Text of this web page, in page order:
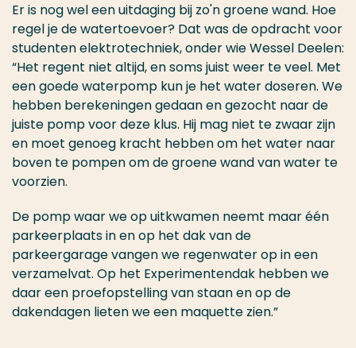
Er is nog wel een uitdaging bij zo'n groene wand. Hoe
regel je de watertoevoer? Dat was de opdracht voor
studenten elektrotechniek, onder wie Wessel Deelen:
“Het regent niet altijd, en soms juist weer te veel. Met
een goede waterpomp kun je het water doseren. We
hebben berekeningen gedaan en gezocht naar de
juiste pomp voor deze klus. Hij mag niet te zwaar zijn
en moet genoeg kracht hebben om het water naar
boven te pompen om de groene wand van water te
voorzien.
De pomp waar we op uitkwamen neemt maar één
parkeerplaats in en op het dak van de
parkeergarage vangen we regenwater op in een
verzamelvat. Op het Experimentendak hebben we
daar een proefopstelling van staan en op de
dakendagen lieten we een maquette zien.”